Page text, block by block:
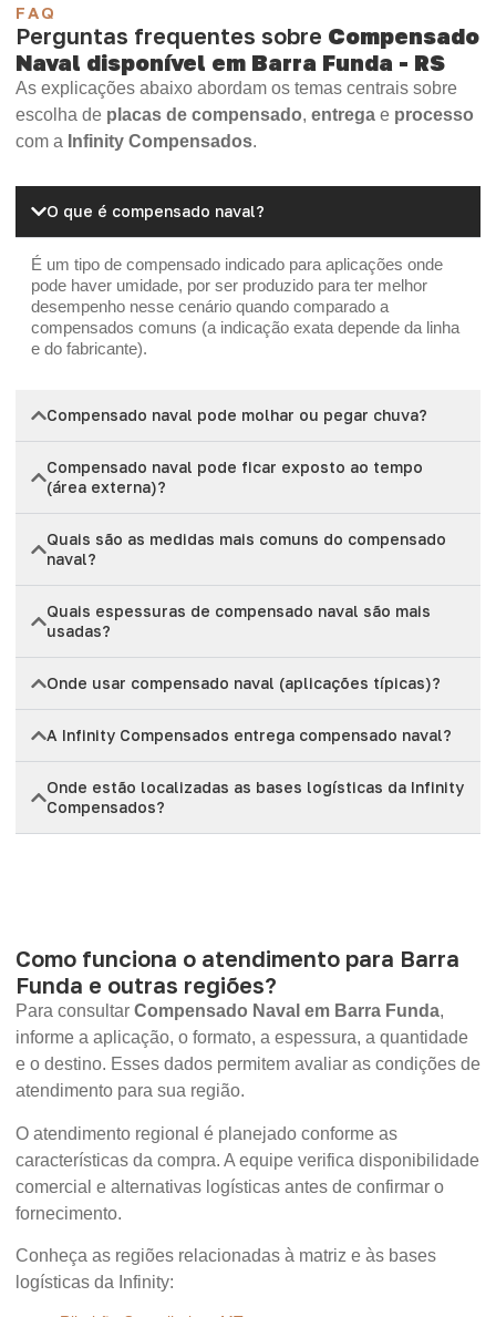
FAQ
Perguntas frequentes sobre Compensado
Naval disponível em Barra Funda - RS
As explicações abaixo abordam os temas centrais sobre
escolha de placas de compensado, entrega e processo
com a Infinity Compensados.
O que é compensado naval?
É um tipo de compensado indicado para aplicações onde
pode haver umidade, por ser produzido para ter melhor
desempenho nesse cenário quando comparado a
compensados comuns (a indicação exata depende da linha
e do fabricante).
Compensado naval pode molhar ou pegar chuva?
Compensado naval pode ficar exposto ao tempo
(área externa)?
Quais são as medidas mais comuns do compensado
naval?
Quais espessuras de compensado naval são mais
usadas?
Onde usar compensado naval (aplicações típicas)?
A Infinity Compensados entrega compensado naval?
Onde estão localizadas as bases logísticas da Infinity
Compensados?
Como funciona o atendimento para Barra
Funda e outras regiões?
Para consultar Compensado Naval em Barra Funda,
informe a aplicação, o formato, a espessura, a quantidade
e o destino. Esses dados permitem avaliar as condições de
atendimento para sua região.
O atendimento regional é planejado conforme as
características da compra. A equipe verifica disponibilidade
comercial e alternativas logísticas antes de confirmar o
fornecimento.
Conheça as regiões relacionadas à matriz e às bases
logísticas da Infinity: